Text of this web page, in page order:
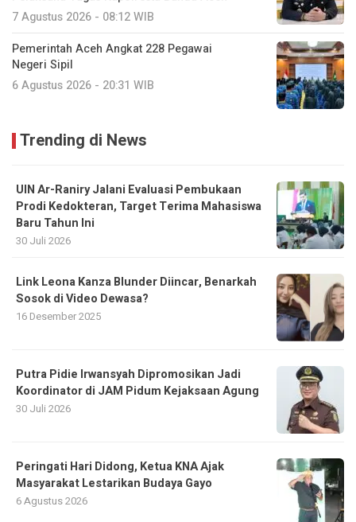
7 Agustus 2026 - 08:12 WIB
Pemerintah Aceh Angkat 228 Pegawai
Negeri Sipil
6 Agustus 2026 - 20:31 WIB
Trending di News
UIN Ar-Raniry Jalani Evaluasi Pembukaan
Prodi Kedokteran, Target Terima Mahasiswa
Baru Tahun Ini
30 Juli 2026
Link Leona Kanza Blunder Diincar, Benarkah
Sosok di Video Dewasa?
16 Desember 2025
Putra Pidie Irwansyah Dipromosikan Jadi
Koordinator di JAM Pidum Kejaksaan Agung
30 Juli 2026
Peringati Hari Didong, Ketua KNA Ajak
Masyarakat Lestarikan Budaya Gayo
6 Agustus 2026